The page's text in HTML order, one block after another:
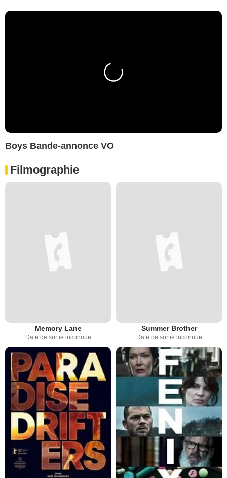
Boys Bande-annonce VO
Filmographie
Memory Lane
Date de sortie inconnue
Summer Brother
Date de sortie inconnue